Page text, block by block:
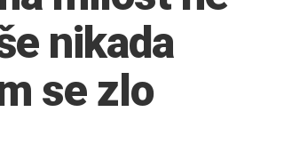
nikada
se zlo